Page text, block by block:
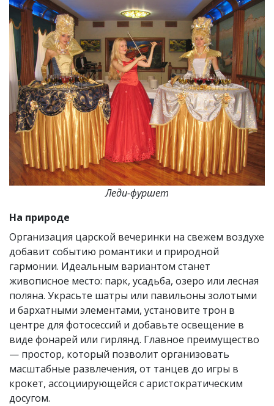
Леди-фуршет
На природе
Организация царской вечеринки на свежем воздухе
добавит событию романтики и природной
гармонии. Идеальным вариантом станет
живописное место: парк, усадьба, озеро или лесная
поляна. Украсьте шатры или павильоны золотыми
и бархатными элементами, установите трон в
центре для фотосессий и добавьте освещение в
виде фонарей или гирлянд. Главное преимущество
— простор, который позволит организовать
масштабные развлечения, от танцев до игры в
крокет, ассоциирующейся с аристократическим
досугом.